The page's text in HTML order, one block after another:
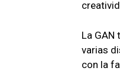
La
varias
con la